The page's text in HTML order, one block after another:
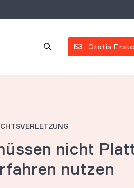
Gratis
nicht
nutzen